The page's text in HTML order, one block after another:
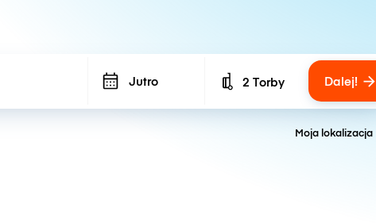
Jutro Number of bags
2 Torby Dalej!
Moja lokalizacja